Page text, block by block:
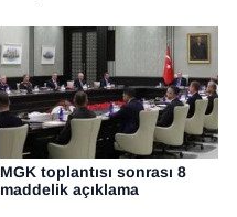
MGK toplantısı sonrası 8
maddelik açıklama